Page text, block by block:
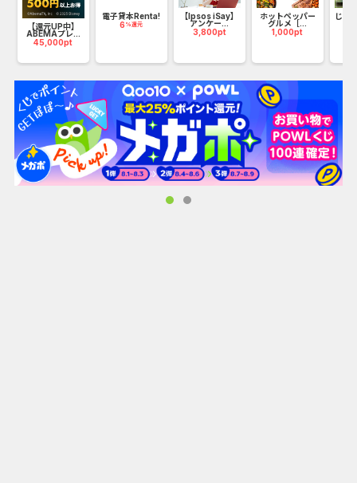
【還元UP中】
ABEMAプレ...
45,000pt
電子貸本Renta!
6 %還元
【Ipsos iSay】
アンケー...
3,800pt
ホットペッパー
グルメ［...
1,000pt
じゃ